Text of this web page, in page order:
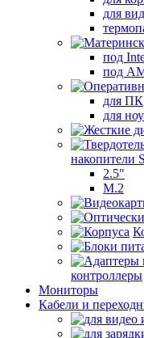
для
под
под
для ПК
для
накопители
2.5"
M.2
контроллеры
Мониторы
Кабели и